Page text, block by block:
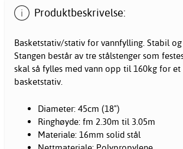
Produktbeskrivelse:
Basketstativ/stativ for vannfylling. Stabil
Stangen består av tre stålstenger som
skal så fylles med vann opp til 160kg for
basketstativ.
Diameter: 45cm (18")
Ringhøyde: fm 2.30m til 3.05m
Materiale: 16mm solid stål